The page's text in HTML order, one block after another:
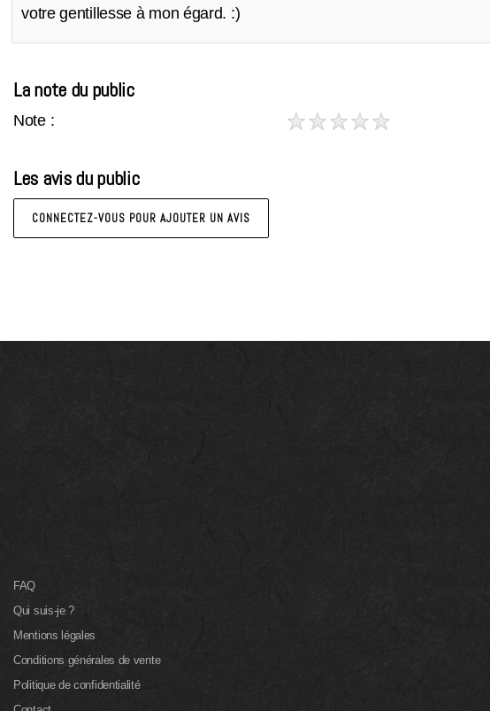
votre gentillesse à mon égard. :)
La note du public
Note :
Les avis du public
CONNECTEZ-VOUS POUR AJOUTER UN AVIS
FAQ
Qui suis-je ?
Mentions légales
Conditions générales de vente
Politique de confidentialité